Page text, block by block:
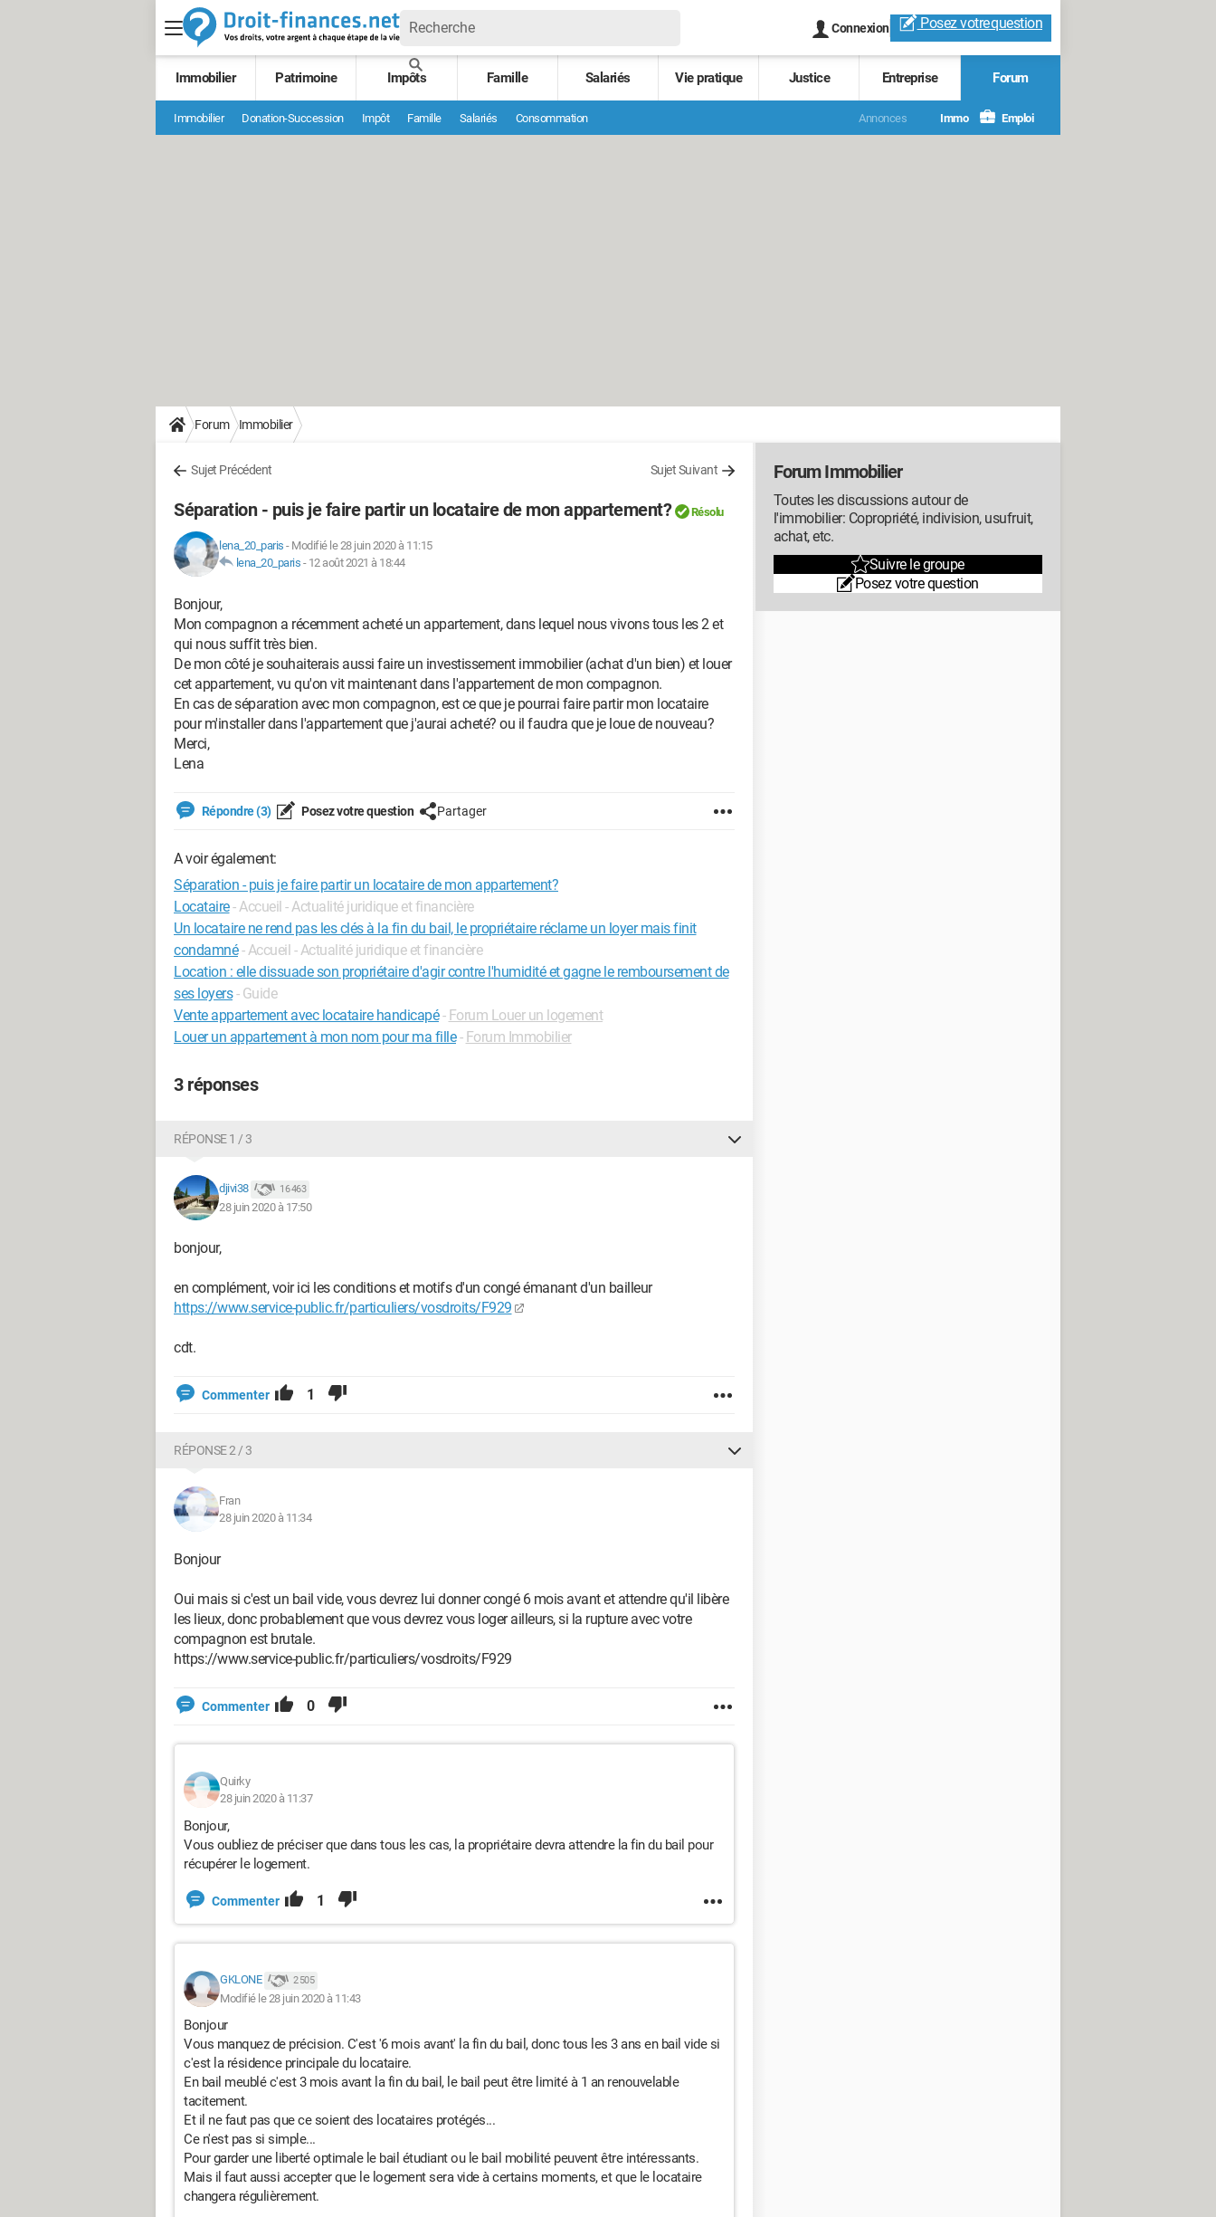
Connexion Posez votrequestion
Immobilier Patrimoine Impôts Famille Salariés Vie pratique Justice Entreprise Forum
Immobilier Donation-Succession Impôt Famille Salariés Consommation Annonces Immo Emploi
Forum Immobilier
Sujet Précédent Sujet Suivant
Séparation - puis je faire partir un locataire de mon appartement? Résolu
lena_20_paris - Modifié le 28 juin 2020 à 11:15
lena_20_paris - 12 août 2021 à 18:44
Bonjour,
Mon compagnon a récemment acheté un appartement, dans lequel nous vivons tous les 2 et
qui nous suffit très bien.
De mon côté je souhaiterais aussi faire un investissement immobilier (achat d'un bien) et louer
cet appartement, vu qu'on vit maintenant dans l'appartement de mon compagnon.
En cas de séparation avec mon compagnon, est ce que je pourrai faire partir mon locataire
pour m'installer dans l'appartement que j'aurai acheté? ou il faudra que je loue de nouveau?
Merci,
Lena
Répondre (3) Posez votre question Partager
A voir également:
Séparation - puis je faire partir un locataire de mon appartement?
Locataire- Accueil - Actualité juridique et financière
Un locataire ne rend pas les clés à la fin du bail, le propriétaire réclame un loyer mais finit
condamné - Accueil - Actualité juridique et financière
Location : elle dissuade son propriétaire d'agir contre l'humidité et gagne le remboursement de
ses loyers - Guide
Vente appartement avec locataire handicapé - Forum Louer un logement
Louer un appartement à mon nom pour ma fille - Forum Immobilier
3 réponses
RÉPONSE 1 / 3
djivi38 16 463
28 juin 2020 à 17:50
bonjour,
en complément, voir ici les conditions et motifs d'un congé émanant d'un bailleur
https://www.service-public.fr/particuliers/vosdroits/F929
cdt.
Commenter 1
RÉPONSE 2 / 3
Fran
28 juin 2020 à 11:34
Bonjour
Oui mais si c'est un bail vide, vous devrez lui donner congé 6 mois avant et attendre qu'il libère
les lieux, donc probablement que vous devrez vous loger ailleurs, si la rupture avec votre
compagnon est brutale.
https://www.service-public.fr/particuliers/vosdroits/F929
Commenter 0
Quirky
28 juin 2020 à 11:37
Bonjour,
Vous oubliez de préciser que dans tous les cas, la propriétaire devra attendre la fin du bail pour
récupérer le logement.
Commenter 1
GKLONE 2 505
Modifié le 28 juin 2020 à 11:43
Bonjour
Vous manquez de précision. C'est '6 mois avant' la fin du bail, donc tous les 3 ans en bail vide si
c'est la résidence principale du locataire.
En bail meublé c'est 3 mois avant la fin du bail, le bail peut être limité à 1 an renouvelable
tacitement.
Et il ne faut pas que ce soient des locataires protégés...
Ce n'est pas si simple...
Pour garder une liberté optimale le bail étudiant ou le bail mobilité peuvent être intéressants.
Mais il faut aussi accepter que le logement sera vide à certains moments, et que le locataire
changera régulièrement.
Forum Immobilier
Toutes les discussions autour de
l'immobilier: Copropriété, indivision, usufruit,
achat, etc.
Suivre le groupe
Posez votre question